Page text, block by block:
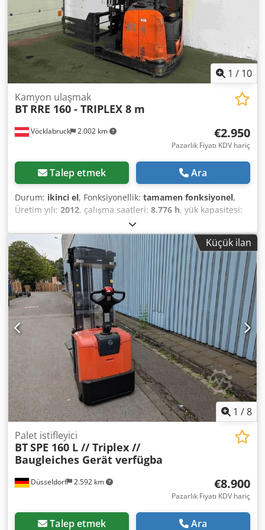
1 / 10
Vöcklabruck 2.002 km
Kamyon ulaşmak
BT RRE 160 - TRIPLEX 8 m
€2.950
Pazarlık Fiyatı KDV hariç
Talep etmek Ara
Durum: ikinci el, Fonksiyonellik: tamamen fonksiyonel,
Üretim yılı: 2012, çalışma saatleri: 8.776 h, yük kapasitesi:
, kaldırma yüksekliği:8.000 mm
2.750 mm, yakıt türü:elektrikli, direk tipi:triplex, inşaat
yüksekliği:
3.390 mm, çekiş tipi: Elektro, Reach forklift Yük
ağırlık merkezi: 600 Direk tipi: Triplex Durum: Kullanıma
hazır ve tam fonksiyonel Teknik durum: iyi Ön lastik tipi:
Poliüretan Arka lastik tipi: Poliüretan Akü Volt: 48V Akü Ah:
775Ah Akü üretim yılı: 2012 Açıklama: Yan kaydırıcı,
Dcedpfx Aijxc Rzus Rjk kıskaçsız - çatal dahil 3. valf, 4. valf,
tam serbest kaldırma, CE sertifikası, LED,
Küçük ilan
1 /8
Düsseldorf 2.592 km
Palet istifleyici
BTSPE 160 L // Triplex //
Baugleiches Gerät verfügba
€8.900
Pazarlık Fiyatı KDV hariç
Talep etmek Ara